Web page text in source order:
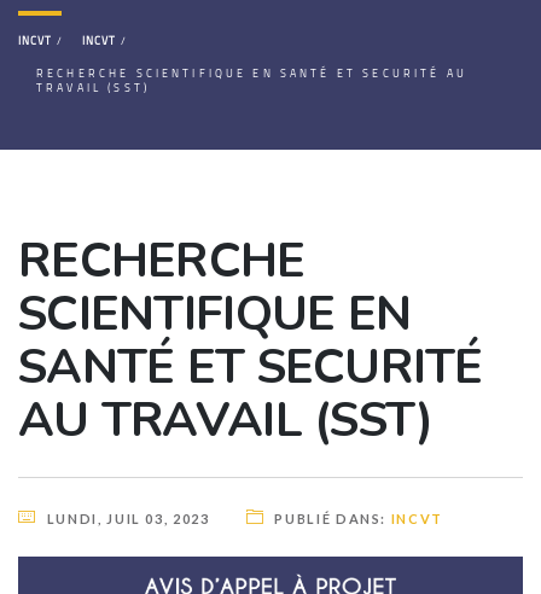
INCVT
INCVT
RECHERCHE SCIENTIFIQUE EN SANTÉ ET SECURITÉ AU
TRAVAIL (SST)
RECHERCHE
SCIENTIFIQUE EN
SANTÉ ET SECURITÉ
AU TRAVAIL (SST)
LUNDI, JUIL 03, 2023 PUBLIÉ DANS: INCVT